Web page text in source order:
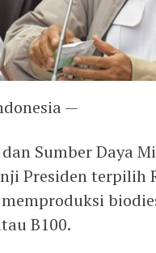
—
Sumber Daya
Presiden terpilih
B100.